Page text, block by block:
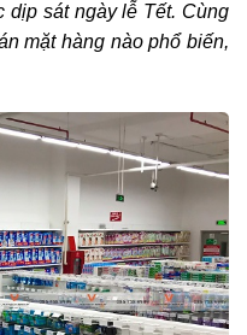
dịp sát ngày lễ Tết. Cùng
mặt hàng nào phổ biến,